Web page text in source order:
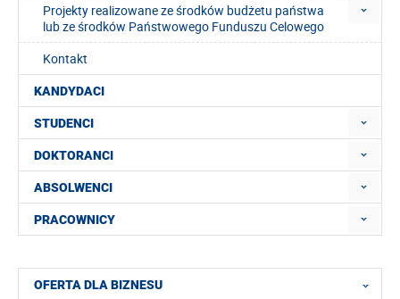
Projekty realizowane ze środków budżetu państwa
lub ze środków Państwowego Funduszu Celowego
Kontakt
KANDYDACI
STUDENCI
DOKTORANCI
ABSOLWENCI
PRACOWNICY
OFERTA DLA BIZNESU